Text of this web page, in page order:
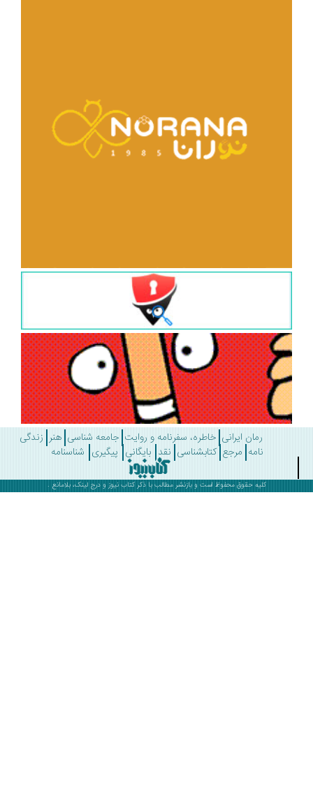
رمان ایرانی خاطره، سفرنامه و روایت جامعه شناسی هنر زندگی
مرجع کتابشناسی نقد بایگانی پیگیری شناسنامه
کلیه حقوق محفوظ است و بازنشر مطالب با ذکرکتاب نیوز و درج لینک، بلامانع .